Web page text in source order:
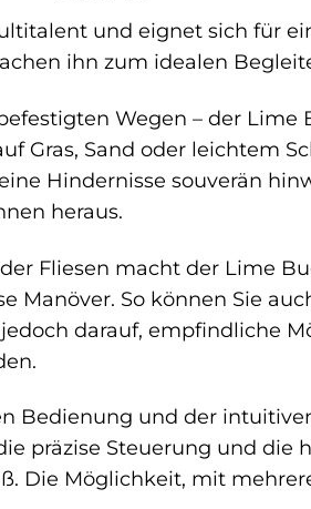
und eignet sich für
ihn zum idealen
Wegen – der Lime
Gras, Sand oder leichtem
Hindernisse souverän
heraus.
Fliesen macht der Lime
Manöver. So können Sie
darauf, empfindliche
Bedienung und der
präzise Steuerung und die
Die Möglichkeit, mit